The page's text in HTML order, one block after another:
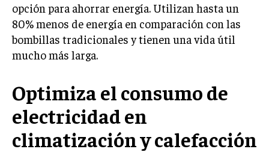
opción para ahorrar energía. Utilizan hasta un
80% menos de energía en comparación con las
bombillas tradicionales y tienen una vida útil
mucho más larga.
Optimiza el consumo de
electricidad en
climatización y calefacción